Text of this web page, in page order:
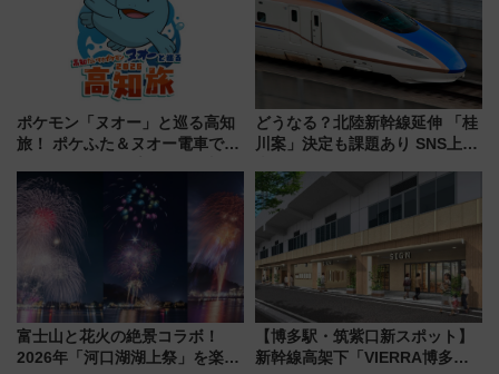
ポケモン「ヌオー」と巡る高知
旅！ ポケふた＆ヌオー電車で楽
路の絶景と絶品グルメを満喫！
（7月18日スタート）
どうなる？北陸新幹線延伸 「桂
川案」決定も課題あり SNS上の
富士山と花火の絶景コラボ！
2026年「河口湖湖上祭」を楽し
【博多駅・筑紫口新スポット】
新幹線高架下「VIERRA博多テ